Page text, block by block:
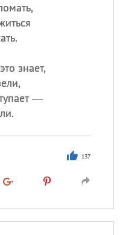
знает,
—
137